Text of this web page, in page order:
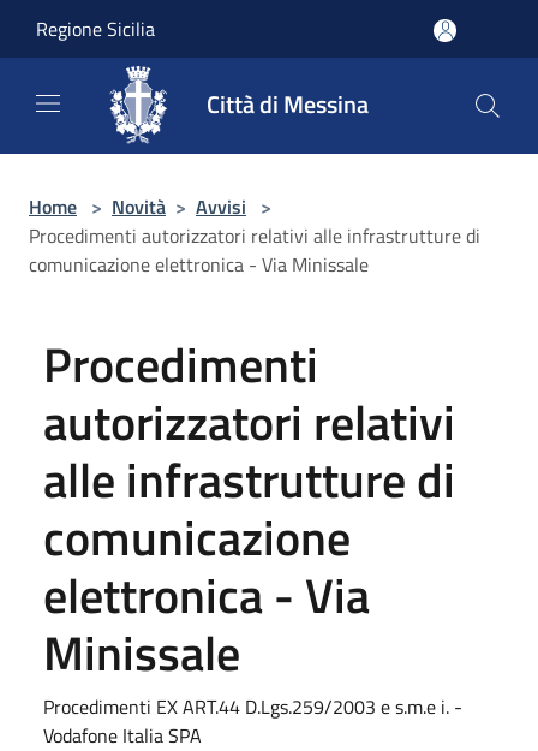
Regione Sicilia
Città di Messina
Home > Novità > Avvisi >
Procedimenti autorizzatori relativi alle infrastrutture di
comunicazione elettronica - Via Minissale
Procedimenti
autorizzatori relativi
alle infrastrutture di
comunicazione
elettronica - Via
Minissale
Procedimenti EX ART.44 D.Lgs.259/2003 e s.m.e i. -
Vodafone Italia SPA